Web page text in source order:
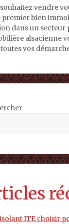
vendre
premier bien
dans un secteur
alsacienne
vos
ITE choisir